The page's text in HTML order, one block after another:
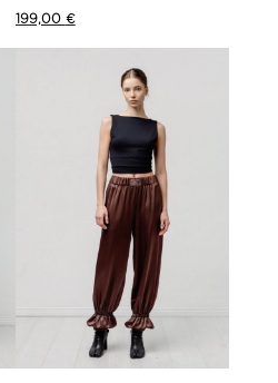
199,00 €